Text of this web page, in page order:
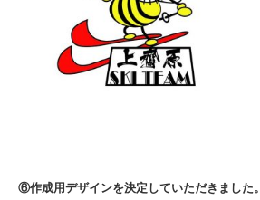
⑥作成用デザインを決定していただきました。